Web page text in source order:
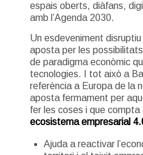
espais oberts, diàfans,
amb l’Agenda 2030.
Un esdeveniment
aposta per les
de paradigma econòmic
tecnologies. I tot això a
referència a Europa de la
aposta fermament per
fer les coses i que compta
ecosistema empresarial
Ajuda a reactivar